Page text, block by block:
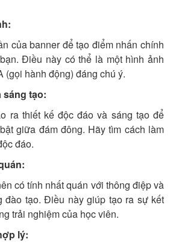
của banner để tạo điểm nhấn chính
Điều này có thể là một hình ảnh
(gọi hành động) đáng chú ý.
sáng tạo:
ra thiết kế độc đáo và sáng tạo để
giữa đám đông. Hãy tìm cách làm
đáo.
có tính nhất quán với thông điệp và
đào tạo. Điều này giúp tạo ra sự kết
trải nghiệm của học viên.
lý: